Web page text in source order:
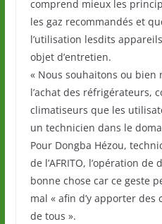
comprend mieux les
les gaz recommandés et
l’utilisation lesdits
objet d’entretien.
« Nous souhaitons ou bien
l’achat des réfrigérateurs,
climatiseurs que les
un technicien dans le
Pour Dongba Hézou,
de l’AFRITO, l’opération
bonne chose car ce geste
mal « afin d’y apporter
de tous ».